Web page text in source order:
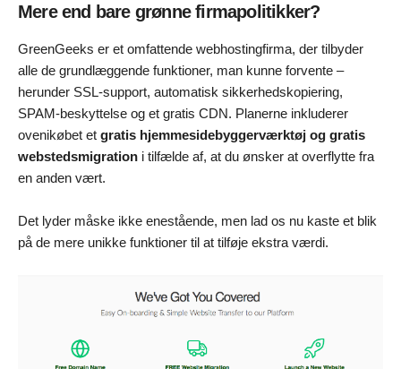
Mere end bare grønne firmapolitikker?
GreenGeeks er et omfattende webhostingfirma, der tilbyder
alle de grundlæggende funktioner, man kunne forvente –
herunder SSL-support, automatisk sikkerhedskopiering,
SPAM-beskyttelse og et gratis CDN. Planerne inkluderer
ovenikøbet et gratis hjemmesidebyggerværktøj og gratis
webstedsmigration i tilfælde af, at du ønsker at overflytte fra
en anden vært.
Det lyder måske ikke enestående, men lad os nu kaste et blik
på de mere unikke funktioner til at tilføje ekstra værdi.